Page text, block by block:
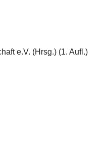
e.V. (Hrsg.) (1. Aufl.)